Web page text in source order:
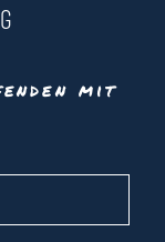
mit